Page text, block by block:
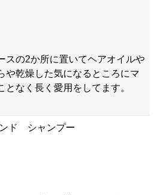
スの2か所に置いてヘアオイルや
や乾燥した気になるところにマ
となく長く愛用をしてます。
ド シャンプー